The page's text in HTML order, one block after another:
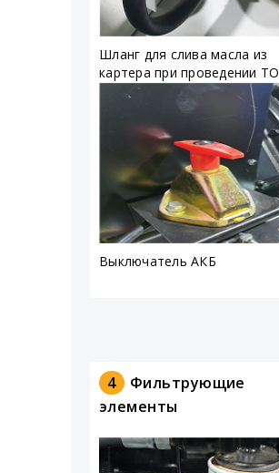
Шланг для слива масла из
картера при проведении ТО
Выключатель АКБ
4
Фильтрующие
элементы